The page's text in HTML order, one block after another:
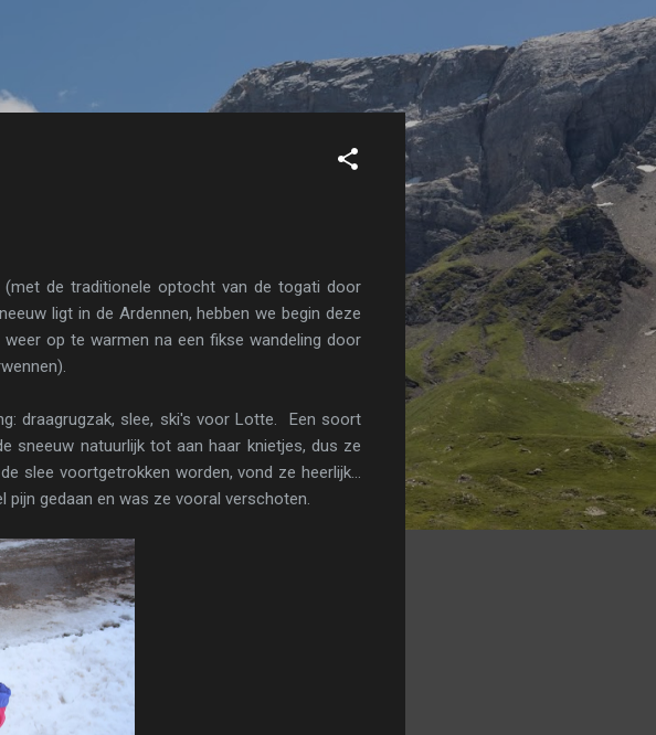
(met de traditionele optocht van de togati door
ligt in de Ardennen, hebben we begin deze
op te warmen na een fikse wandeling door
draagrugzak, slee, ski's voor Lotte. Een soort
sneeuw natuurlijk tot aan haar knietjes, dus ze
voortgetrokken worden, vond ze heerlijk...
gedaan en was ze vooral verschoten.